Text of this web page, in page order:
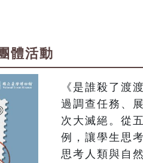
體活動
《是誰殺了渡
過調查任務、
次大滅絕。從
例，讓學生思
思考人類與自